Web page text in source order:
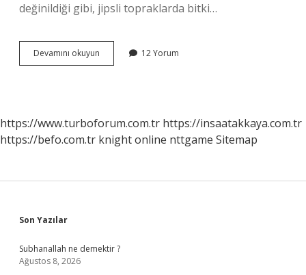
değinildiği gibi, jipsli topraklarda bitki…
Devamını okuyun
Neye
12 Yorum
https://www.turboforum.com.tr https://insaatakkaya.com.tr
https://befo.com.tr knight online nttgame Sitemap
Sidebar
Son Yazılar
Subhanallah ne demektir ?
Ağustos 8, 2026